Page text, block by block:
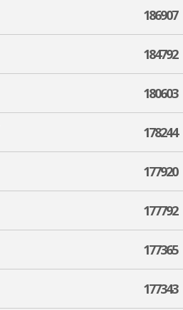
186907
184792
180603
178244
177920
177792
177365
177343